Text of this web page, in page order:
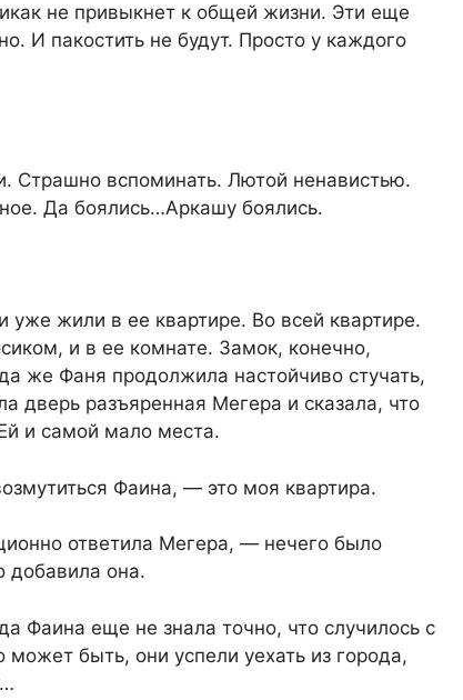
не привыкнет к общей жизни. Эти еще
И пакостить не будут. Просто у каждого
Страшно вспоминать. Лютой ненавистью.
Да боялись…Аркашу боялись.
уже жили в ее квартире. Во всей квартире.
и в ее комнате. Замок, конечно,
же Фаня продолжила настойчиво стучать,
дверь разъяренная Мегера и сказала, что
и самой мало места.
Фаина, — это моя квартира.
ответила Мегера, — нечего было
добавила она.
Фаина еще не знала точно, что случилось с
быть, они успели уехать из города,